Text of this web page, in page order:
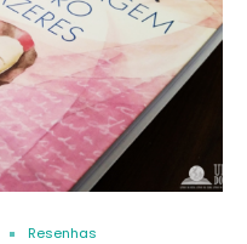
Resenhas